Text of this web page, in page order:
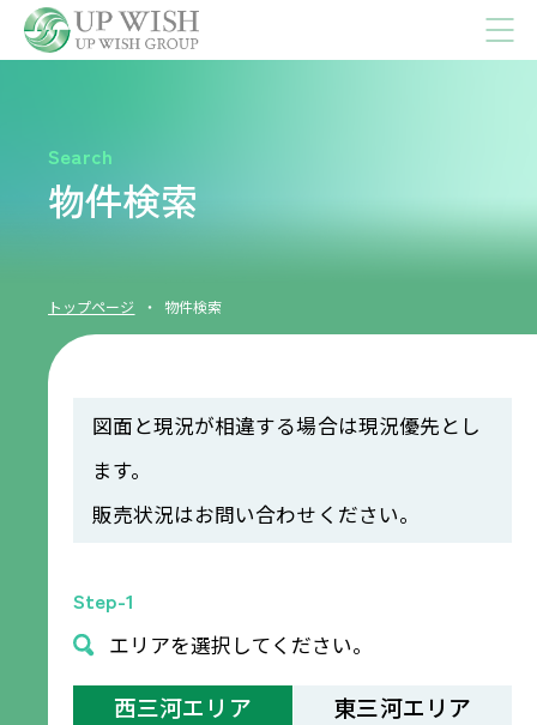
Search
物件検索
トップページ ・ 物件検索
図面と現況が相違する場合は現況優先とし
ます。
販売状況はお問い合わせください。
Step-1
エリアを選択してください。
西三河エリア
東三河エリア